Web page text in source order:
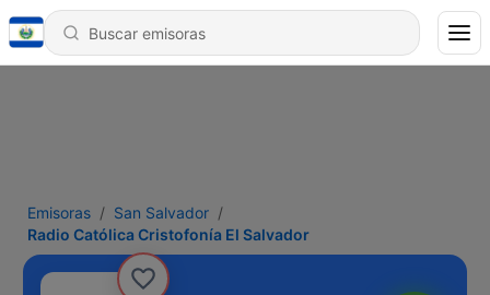
Emisoras
San Salvador
Radio Católica Cristofonía El Salvador